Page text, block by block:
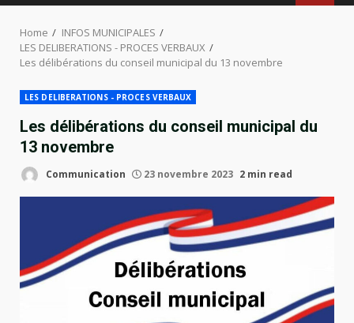
Home
INFOS MUNICIPALES
LES DELIBERATIONS - PROCES VERBAUX
Les délibérations du conseil municipal du 13 novembre
LES DELIBERATIONS - PROCES VERBAUX
Les délibérations du conseil municipal du
13 novembre
Communication 23 novembre 2023 2 min read